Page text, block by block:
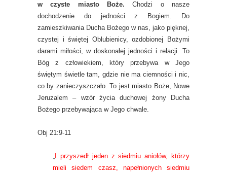
w czyste miasto Boże. Chodzi o nasze
dochodzenie do jedności z Bogiem. Do
zamieszkiwania Ducha Bożego w nas, jako pięknej,
czystej i świętej Oblubienicy, ozdobionej Bożymi
darami miłości, w doskonałej jedności i relacji. To
Bóg z człowiekiem, który przebywa w Jego
świętym świetle tam, gdzie nie ma ciemności i nic,
co by zanieczyszczało. To jest miasto Boże, Nowe
Jeruzalem – wzór życia duchowej żony Ducha
Bożego przebywająca w Jego chwale.
Obj 21:9-11
„ I przyszedł jeden z siedmiu aniołów, którzy
mieli siedem czasz, napełnionych siedmiu